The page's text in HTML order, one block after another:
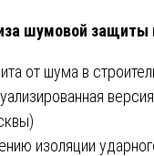
шумовой защиты
от шума в
изоляции